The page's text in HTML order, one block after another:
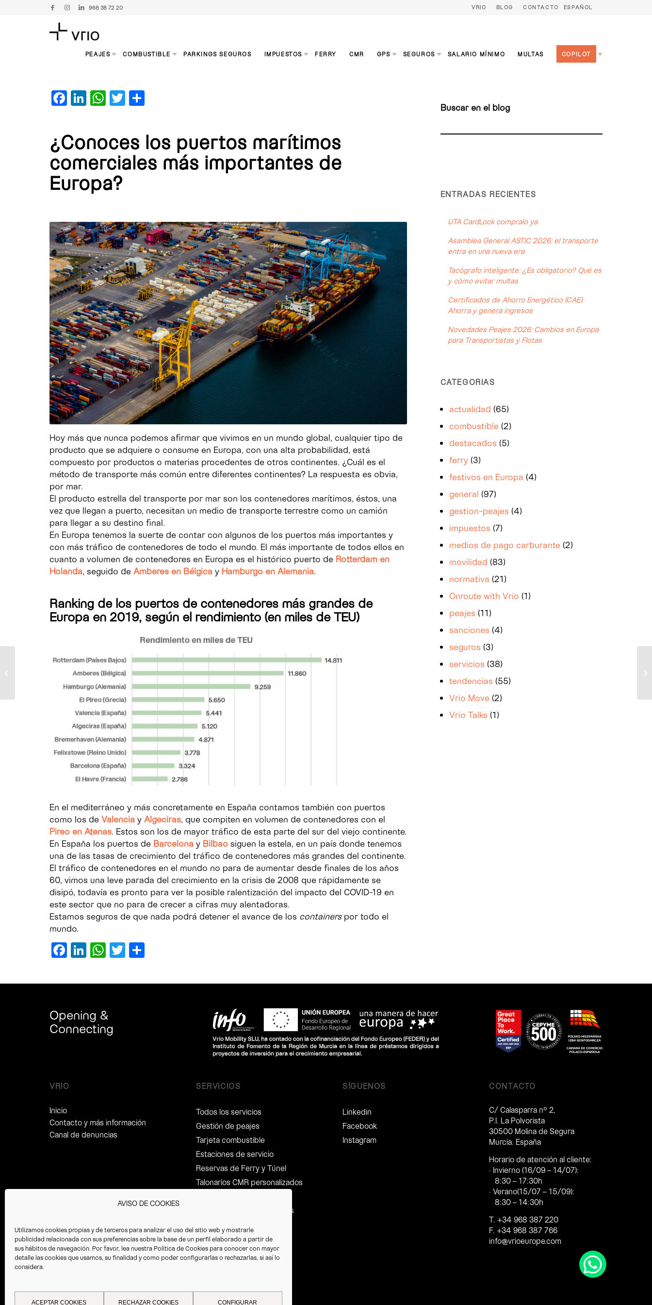
AVISO DE COOKIES
Utilizamos cookies propias y de terceros para analizar el uso del sitio web y mostrarle
publicidad relacionada con sus preferencias sobre la base de un perfil elaborado a partir de
sus hábitos de navegación. Por favor, lea nuestra Política de Cookies para conocer con mayor
detalle las cookies que usamos, su finalidad y como poder configurarlas o rechazarlas, si así lo
considera.
ACEPTAR COOKIES RECHAZAR COOKIES CONFIGURAR
VRIO BLOG CONTACTO ESPAÑOL
968 38 72 20
PEAJES COMBUSTIBLE PARKINGS SEGUROS IMPUESTOS FERRY CMR GPS SEGUROS SALARIO MÍNIMO MULTAS COPILOT
Facebook
LinkedIn
WhatsApp
Twitter
¿Conoces los puertos marítimos
comerciales más importantes de
Europa?
Hoy más que nunca podemos afirmar que vivimos en un mundo global, cualquier tipo de
producto que se adquiere o consume en Europa, con una alta probabilidad, está
compuesto por productos o materias procedentes de otros continentes. ¿Cuál es el
método de transporte más común entre diferentes continentes? La respuesta es obvia,
por mar.
El producto estrella del transporte por mar son los contenedores marítimos, éstos, una
vez que llegan a puerto, necesitan un medio de transporte terrestre como un camión
para llegar a su destino final.
En Europa tenemos la suerte de contar con algunos de los puertos más importantes y
con más tráfico de contenedores de todo el mundo. El más importante de todos ellos en
cuanto a volumen de contenedores en Europa es el histórico puerto de Rotterdam en
Holanda, seguido de Amberes en Bélgica y Hamburgo en Alemania.
Ranking de los puertos de contenedores más grandes de
Europa en 2019, según el rendimiento (en miles de TEU)
En el mediterráneo y más concretamente en España contamos también con puertos
como los de Valencia y Algeciras, que compiten en volumen de contenedores con el
Pireo en Atenas. Estos son los de mayor tráfico de esta parte del sur del viejo continente.
En España los puertos de Barcelona y Bilbao siguen la estela, en un país donde tenemos
una de las tasas de crecimiento del tráfico de contenedores más grandes del continente.
El tráfico de contenedores en el mundo no para de aumentar desde finales de los años
60, vimos una leve parada del crecimiento en la crisis de 2008 que rápidamente se
disipó, todavía es pronto para ver la posible ralentización del impacto del COVID-19 en
este sector que no para de crecer a cifras muy alentadoras.
Estamos seguros de que nada podrá detener el avance de los containerspor todo el
mundo.
Facebook
LinkedIn
WhatsApp
Twitter
Buscar en el blog
ENTRADAS RECIENTES
UTA CardLock compralo ya
Asamblea General ASTIC 2026: el transporte
entra en una nueva era
Tacógrafo inteligente: ¿Es obligatorio? Qué es
y cómo evitar multas
Certificados de Ahorro Energético (CAE):
Ahorra y genera ingresos
Novedades Peajes 2026: Cambios en Europa
para Transportistas y Flotas
CATEGORIAS
actualidad (65)
combustible (2)
destacados (5)
ferry(3)
festivos en Europa (4)
general (97)
gestion-peajes (4)
impuestos (7)
medios de pago carburante (2)
movilidad (83)
normativa (21)
Onroute with Vrio (1)
peajes (11)
sanciones (4)
seguros (3)
servicios (38)
tendencias (55)
Vrio Move (2)
Vrio Talks (1)
Opening &
Connecting
VRIO
Inicio
Contacto y más información
Canal de denuncias
SERVICIOS
Todos los servicios
Gestión de peajes
Tarjeta combustible
Estaciones de servicio
Reservas de Ferry y Túnel
Talonarios CMR personalizados
Recuperación de impuestos
Copilot
Tracking y control de flota
SÍGUENOS
Linkedin
Facebook
Instagram
CONTACTO
C/ Calasparra nº 2,
P.I. La Polvorista
30500 Molina de Segura
Murcia. España
Horario de atención al cliente:
· Invierno (16/09 – 14/07):
8:30 – 17:30h
· Verano(15/07 – 15/09):
8:30 – 14:30h
T. +34 968 387 220
F. +34 968 387 766
info@vrioeurope.com
Ayudas y subvenciones
oportunidades para tus